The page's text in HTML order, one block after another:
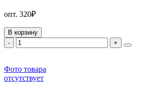
опт. 320₽
В корзину
-
+
Фото товара
отсутствует